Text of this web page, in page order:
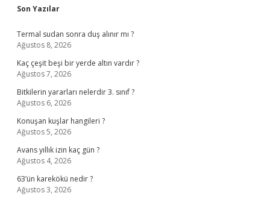
Sidebar
Son Yazılar
Termal sudan sonra duş alınır mı ?
Ağustos 8, 2026
Kaç çeşit beşi bir yerde altın vardır ?
Ağustos 7, 2026
Bitkilerin yararları nelerdir 3. sınıf ?
Ağustos 6, 2026
Konuşan kuşlar hangileri ?
Ağustos 5, 2026
Avans yıllık izin kaç gün ?
Ağustos 4, 2026
63’ün karekökü nedir ?
Ağustos 3, 2026